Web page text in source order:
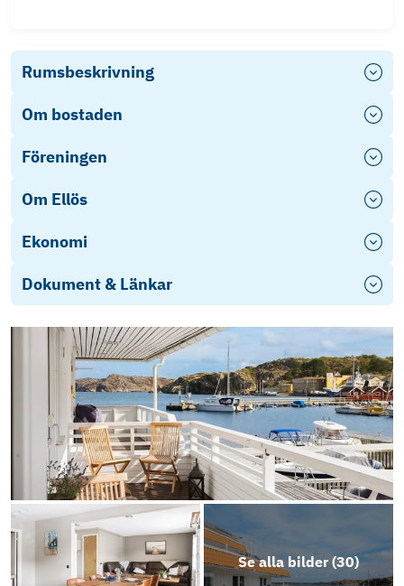
Rumsbeskrivning
Om bostaden
Föreningen
Om Ellös
Ekonomi
Dokument & Länkar
Brf Bohusbryggan - Årsredovisning 2023
Stadgar BRF Bohusbryggan
Social
Video
Objektsbeskrivning
Se alla bilder (30)